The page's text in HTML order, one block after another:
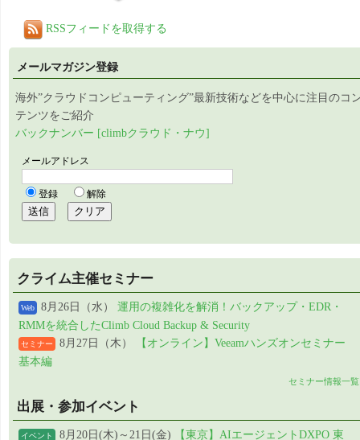
RSSフィードを取得する
メールマガジン登録
海外”クラウドコンピューティング”最新技術などを中心に注目のコ
テンツをご紹介
バックナンバー [climbクラウド・ナウ]
クライム主催セミナー
Web 8月26日（水） 運用の複雑化を解消！バックアップ・EDR・
RMMを統合したClimb Cloud Backup & Security
セミナー 8月27日（木）
【オンライン】Veeamハンズオンセミナー
基本編
セミナー情報一覧
出展・参加イベント
イベント 8月20日(木)～21日(金) 【東京】AIエージェントDXPO 東